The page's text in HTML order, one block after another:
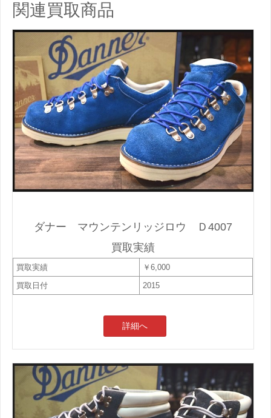
関連買取商品
ダナー マウンテンリッジロウ Ｄ4007
買取実績
買取実績
￥6,000
買取日付
2015
詳細へ